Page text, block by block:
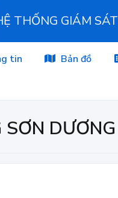
THỐNG GIÁM
tin Bản đồ
SƠN DƯƠNG